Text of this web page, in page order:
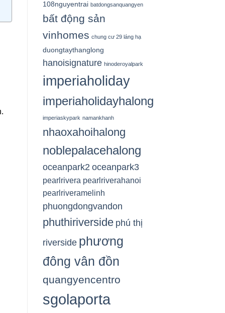
108nguyentrai batdongsanquangyen
bất động sản
vinhomes chung cư 29 láng hạ
duongtaythanglong
hanoisignature hinoderoyalpark
imperiaholiday
imperiaholidayhalong
imperiaskypark namankhanh
nhaoxahoihalong
noblepalacehalong
oceanpark2 oceanpark3
pearlrivera pearlriverahanoi
pearlriveramelinh
phuongdongvandon
phuthiriverside phú thị
riverside phương
đông vân đồn
quangyencentro
sgolaporta